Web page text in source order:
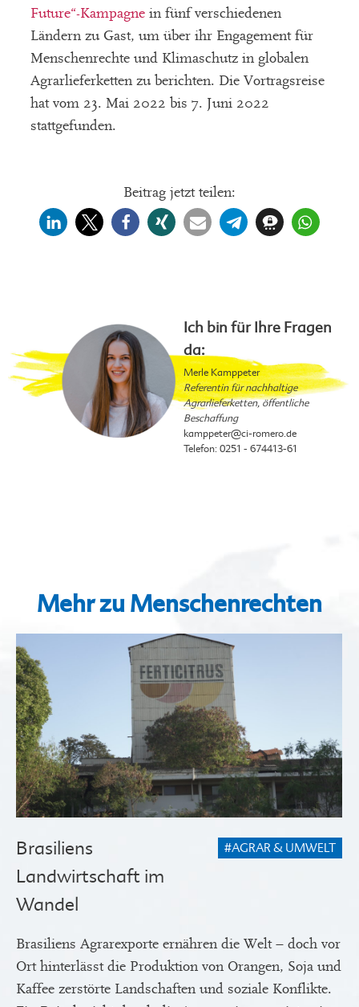
Future“-Kampagnein fünf verschiedenen
Ländern zu Gast, um über ihr Engagement für
Menschenrechte und Klimaschutz in globalen
Agrarlieferketten zu berichten. Die Vortragsreise
hat vom 23. Mai 2022 bis 7. Juni 2022
stattgefunden.
Beitrag jetzt teilen:
Ich bin für Ihre Fragen
da:
Merle Kamppeter
Referentin für nachhaltige
Agrarlieferketten, öffentliche
Beschaffung
kamppeter@ci-romero.de
Telefon: 0251 - 674413-61
Mehr zu Menschenrechten
#AGRAR & UMWELT
Brasiliens
Landwirtschaft im
Wandel
Brasiliens Agrarexporte ernähren die Welt – doch vor
Ort hinterlässt die Produktion von Orangen, Soja und
Kaffee zerstörte Landschaften und soziale Konflikte.